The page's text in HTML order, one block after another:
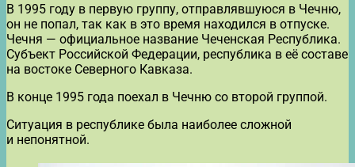
В 1995 году в первую группу, отправлявшуюся в Чечню,
он не попал, так как в это время находился в отпуске.
Чечня — официальное название Чеченская Республика.
Субъект Российской Федерации, республика в её составе
на востоке Северного Кавказа.
В конце 1995 года поехал в Чечню со второй группой.
Ситуация в республике была наиболее сложной
и непонятной.